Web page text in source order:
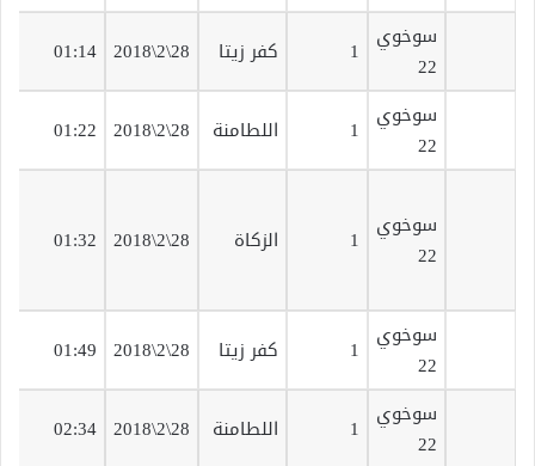
سوخوي
22
1 كفر زيتا 28\2\2018
01:14
سوخوي
22
1 اللطامنة 28\2\2018
01:22
سوخوي
22
1 الزكاة 28\2\2018
01:32
سوخوي
22
1 كفر زيتا 28\2\2018
01:49
سوخوي
22
1 اللطامنة 28\2\2018
02:34